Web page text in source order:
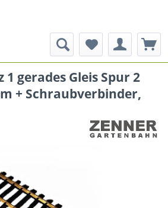
gerades Gleis Spur 2
+ Schraubverbinder,